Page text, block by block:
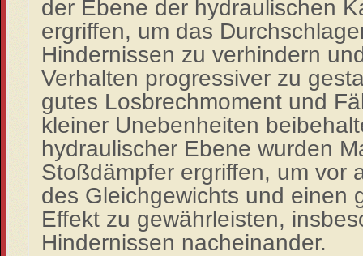
der Ebene der hydraulischen
ergriffen, um das
Hindernissen zu verhindern
Verhalten progressiver zu ges
gutes Losbrechmoment und
kleiner Unebenheiten
hydraulischer Ebene wurden
Stoßdämpfer ergriffen, um vor
des Gleichgewichts und einen
Effekt zu gewährleisten,
Hindernissen nacheinander.